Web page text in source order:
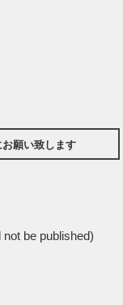
願い致します
not be published)